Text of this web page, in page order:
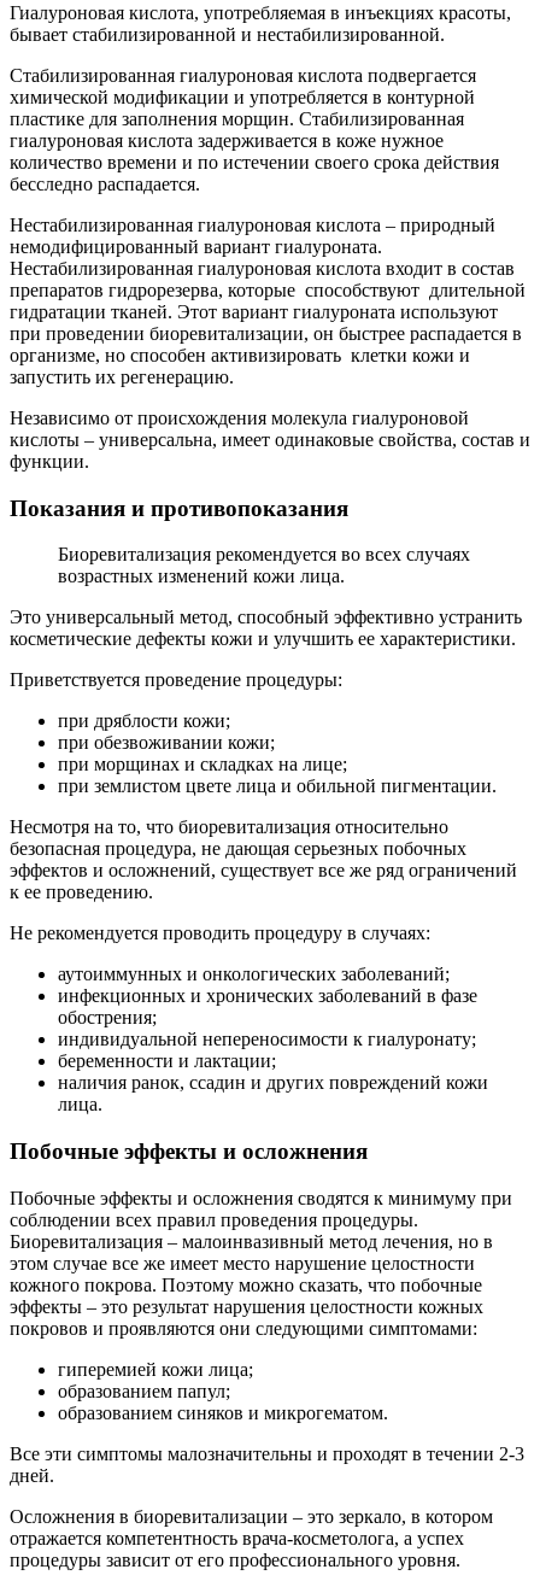
Гиалуроновая кислота, употребляемая в инъекциях красоты,
бывает стабилизированной и нестабилизированной.
Стабилизированная гиалуроновая кислота подвергается
химической модификации и употребляется в контурной
пластике для заполнения морщин. Стабилизированная
гиалуроновая кислота задерживается в коже нужное
количество времени и по истечении своего срока действия
бесследно распадается.
Нестабилизированная гиалуроновая кислота – природный
немодифицированный вариант гиалуроната.
Нестабилизированная гиалуроновая кислота входит в состав
препаратов гидрорезерва, которые способствуют длительной
гидратации тканей. Этот вариант гиалуроната используют
при проведении биоревитализации, он быстрее распадается в
организме, но способен активизировать клетки кожи и
запустить их регенерацию.
Независимо от происхождения молекула гиалуроновой
кислоты – универсальна, имеет одинаковые свойства, состав и
функции.
Показания и противопоказания
Биоревитализация рекомендуется во всех случаях
возрастных изменений кожи лица.
Это универсальный метод, способный эффективно устранить
косметические дефекты кожи и улучшить ее характеристики.
Приветствуется проведение процедуры:
при дряблости кожи;
при обезвоживании кожи;
при морщинах и складках на лице;
при землистом цвете лица и обильной пигментации.
Несмотря на то, что биоревитализация относительно
безопасная процедура, не дающая серьезных побочных
эффектов и осложнений, существует все же ряд ограничений
к ее проведению.
Не рекомендуется проводить процедуру в случаях:
аутоиммунных и онкологических заболеваний;
инфекционных и хронических заболеваний в фазе
обострения;
индивидуальной непереносимости к гиалуронату;
беременности и лактации;
наличия ранок, ссадин и других повреждений кожи
лица.
Побочные эффекты и осложнения
Побочные эффекты и осложнения сводятся к минимуму при
соблюдении всех правил проведения процедуры.
Биоревитализация – малоинвазивный метод лечения, но в
этом случае все же имеет место нарушение целостности
кожного покрова. Поэтому можно сказать, что побочные
эффекты – это результат нарушения целостности кожных
покровов и проявляются они следующими симптомами:
гиперемией кожи лица;
образованием папул;
образованием синяков и микрогематом.
Все эти симптомы малозначительны и проходят в течении 2-3
дней.
Осложнения в биоревитализации – это зеркало, в котором
отражается компетентность врача-косметолога, а успех
процедуры зависит от его профессионального уровня.